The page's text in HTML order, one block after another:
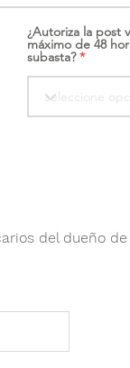
¿Autoriza la post
máximo de 48
subasta?
del dueño